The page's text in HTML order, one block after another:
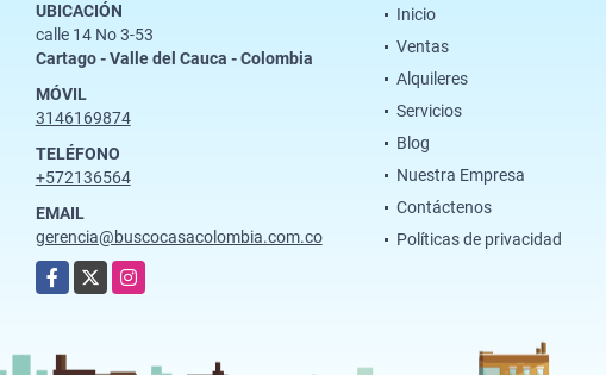
UBICACIÓN
calle 14 No 3-53
Cartago - Valle del Cauca - Colombia
MÓVIL
3146169874
TELÉFONO
+572136564
EMAIL
gerencia@buscocasacolombia.com.co
Facebook
X Instagram
Inicio
Ventas
Alquileres
Servicios
Blog
Nuestra Empresa
Contáctenos
Políticas de privacidad